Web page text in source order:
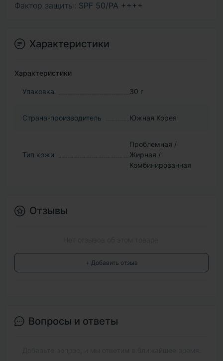
Фактор защиты: SPF 50/PA ++++
Характеристики
Характеристики
Упаковка 30 г
Страна-производитель Южная Корея
Тип кожи
Проблемная /
Жирная /
Комбинированная
Отзывы
+ Добавить отзыв
Вопросы и ответы